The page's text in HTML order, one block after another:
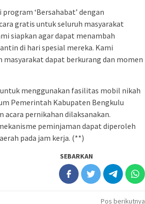
‘Bersahabat’ dengan
gratis untuk seluruh masyarakat
siapkan agar dapat menambah
di hari spesial mereka. Kami
dapat berkurang dan momen
menggunakan fasilitas mobil nikah
Pemerintah Kabupaten Bengkulu
pernikahan dilaksanakan.
peminjaman dapat diperoleh
pada jam kerja. (**)
SEBARKAN
Pos berikutnya